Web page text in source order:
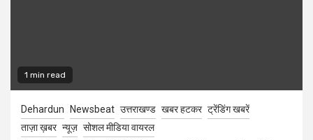
1 min read
Dehardun Newsbeat उत्तराखण्ड खबर हटकर ट्रेंडिंग खबरें
ताज़ा ख़बर न्यूज़ सोशल मीडिया वायरल